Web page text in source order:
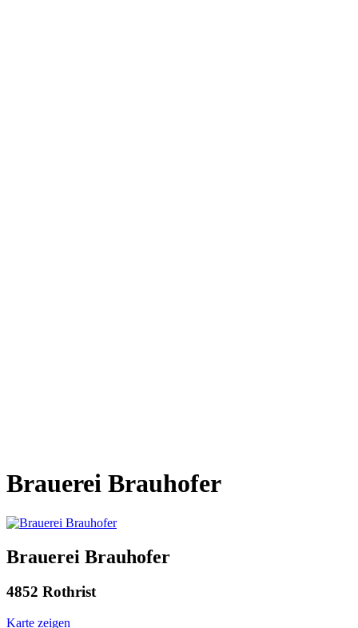
Brauerei Brauhofer
Brauerei Brauhofer
4852 Rothrist
Karte zeigen